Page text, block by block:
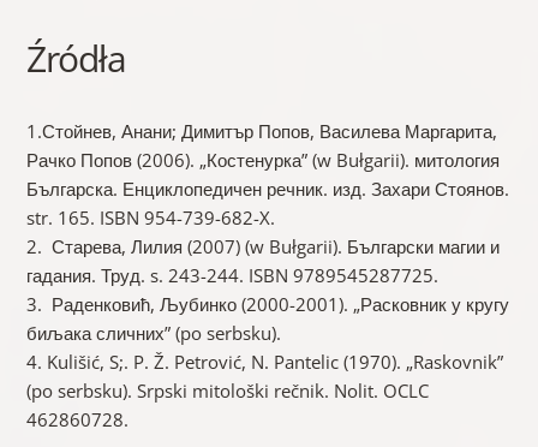
Źródła
1.Стойнев, Анани; Димитър Попов, Василева Маргарита,
Рачко Попов (2006). „Костенурка” (w Bułgarii). митология
Българска. Енциклопедичен речник. изд. Захари Стоянов.
str. 165. ISBN 954-739-682-X.
2. Старева, Лилия (2007) (w Bułgarii). Български магии и
гадания. Труд. s. 243-244. ISBN 9789545287725.
3. Раденковић, Љубинко (2000-2001). „Расковник у кругу
биљака сличних” (po serbsku).
4. Kulišić, S;. P. Ž. Petrović, N. Pantelic (1970). „Raskovnik”
(po serbsku). Srpski mitološki rečnik. Nolit. OCLC
462860728.